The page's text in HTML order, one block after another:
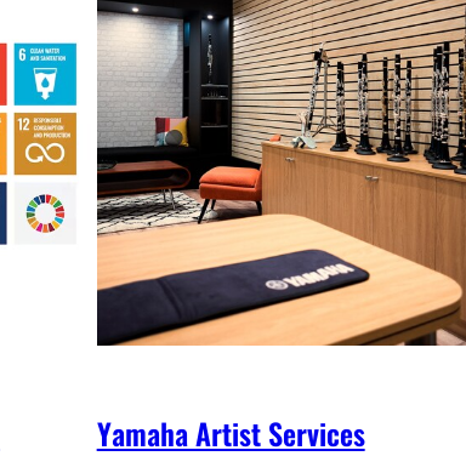
Yamaha Artist Services